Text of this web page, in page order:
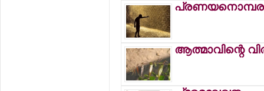
ആത്മാവിന്റെ